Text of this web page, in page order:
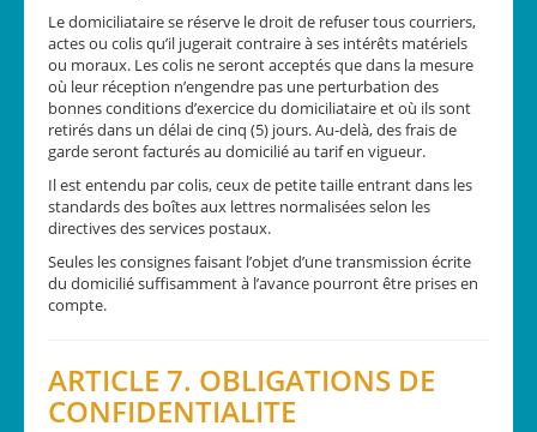
Le domiciliataire se réserve le droit de refuser tous courriers,
actes ou colis qu’il jugerait contraire à ses intérêts matériels
ou moraux. Les colis ne seront acceptés que dans la mesure
où leur réception n’engendre pas une perturbation des
bonnes conditions d’exercice du domiciliataire et où ils sont
retirés dans un délai de cinq (5) jours. Au-delà, des frais de
garde seront facturés au domicilié au tarif en vigueur.
Il est entendu par colis, ceux de petite taille entrant dans les
standards des boîtes aux lettres normalisées selon les
directives des services postaux.
Seules les consignes faisant l’objet d’une transmission écrite
du domicilié suffisamment à l’avance pourront être prises en
compte.
ARTICLE 7. OBLIGATIONS DE
CONFIDENTIALITE